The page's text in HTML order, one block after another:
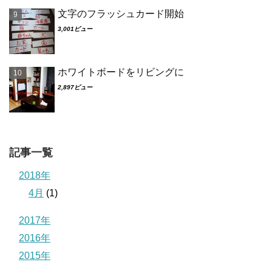
文字のフラッシュカード開始
3,001ビュー
ホワイトボードをリビングに
2,897ビュー
記事一覧
2018年
4月 (1)
2017年
2016年
2015年